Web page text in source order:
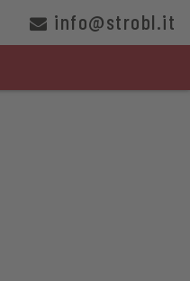
info@strobl.it